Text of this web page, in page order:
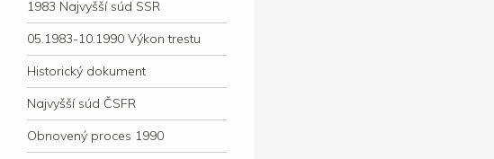
1983 Najvyšší súd SSR
05.1983-10.1990 Výkon trestu
Historický dokument
Najvyšší súd ČSFR
Obnovený proces 1990